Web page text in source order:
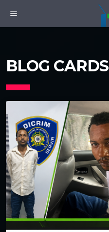
menu
BLOG CARDS